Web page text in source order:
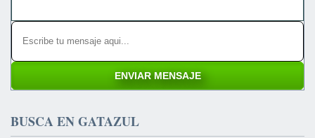
BUSCA EN GATAZUL